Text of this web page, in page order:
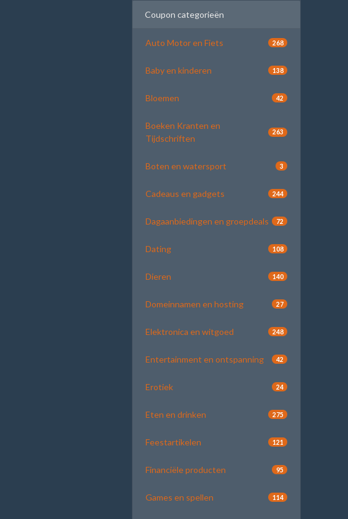
Coupon categorieën
Auto Motor en Fiets 268
Baby en kinderen 138
Bloemen 42
Boeken Kranten en
Tijdschriften
263
Boten en watersport 3
Cadeaus en gadgets 244
Dagaanbiedingen en groepdeals 72
Dating 108
Dieren 140
Domeinnamen en hosting 27
Elektronica en witgoed 248
Entertainment en ontspanning 42
Erotiek 24
Eten en drinken 275
Feestartikelen 121
Financiële producten 95
Games en spellen 114